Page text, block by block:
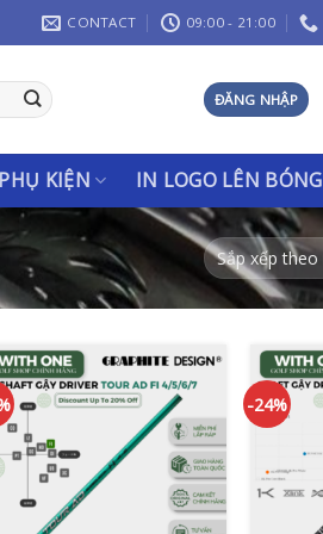
CONTACT 09:00 - 21:00
ĐĂNG NHẬP
PHỤ KIỆN IN LOGO LÊN BÓNG
-24%